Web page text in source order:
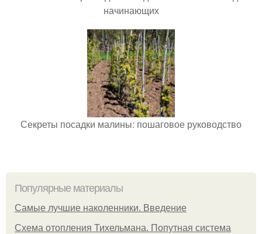
начинающих
Секреты посадки малины: пошаговое руководство
Популярные материалы
Самые лучшие наколенники. Введение
Схема отопления Тихельмана. Попутная система